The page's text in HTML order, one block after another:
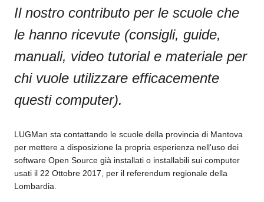
Il nostro contributo per le scuole che
le hanno ricevute (consigli, guide,
manuali, video tutorial e materiale per
chi vuole utilizzare efficacemente
questi computer).
LUGMan sta contattando le scuole della provincia di Mantova
per mettere a disposizione la propria esperienza nell'uso dei
software Open Source già installati o installabili sui computer
usati il 22 Ottobre 2017, per il referendum regionale della
Lombardia.